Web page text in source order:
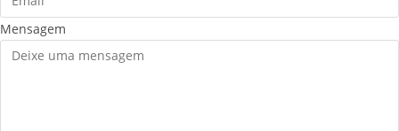
Mensagem